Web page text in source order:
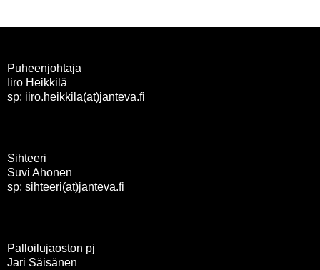
Puheenjohtaja
Iiro Heikkilä
sp: iiro.heikkila(at)janteva.fi
Sihteeri
Suvi Ahonen
sp: sihteeri(at)janteva.fi
Palloilujaoston pj
Jari Säisänen